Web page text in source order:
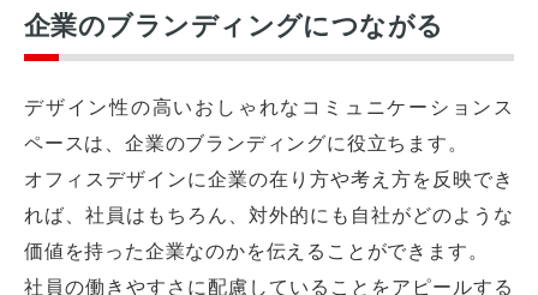
企業のブランディングにつながる
デザイン性の高いおしゃれなコミュニケーションス
ペースは、企業のブランディングに役立ちます。
オフィスデザインに企業の在り方や考え方を反映でき
れば、社員はもちろん、対外的にも自社がどのような
価値を持った企業なのかを伝えることができます。
社員の働きやすさに配慮していることをアピールする